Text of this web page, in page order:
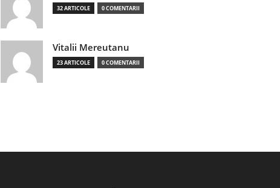
32 ARTICOLE 0 COMENTARII
Vitalii Mereutanu
23 ARTICOLE 0 COMENTARII